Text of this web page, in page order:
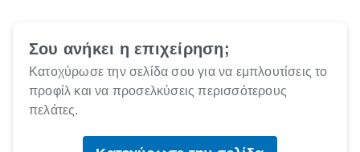
Σου ανήκει η επιχείρηση;
Κατοχύρωσε την σελίδα σου για να εμπλουτίσεις το
προφίλ και να προσελκύσεις περισσότερους
πελάτες.